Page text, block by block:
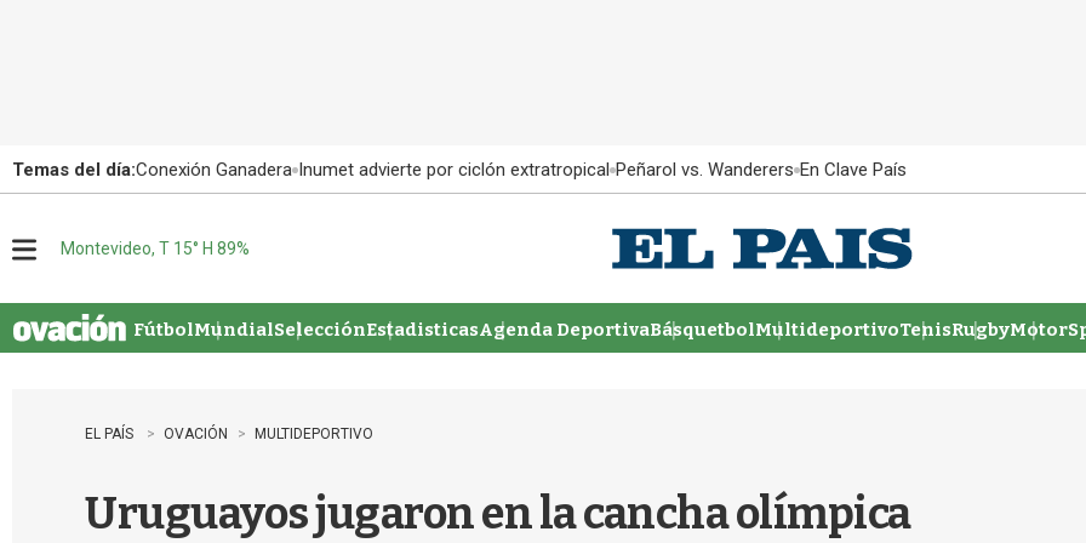
Temas del día:Conexión Ganadera Inumet advierte por ciclón extratropical Peñarol vs. Wanderers En Clave País
u
Montevideo, T 15° H 89%
FútbolMundialSelecciónEstadisticasAgenda DeportivaBásquetbolMultideportivoTenisRugby
EL PAÍS OVACIÓN MULTIDEPORTIVO
Uruguayos jugaron en la cancha olímpica